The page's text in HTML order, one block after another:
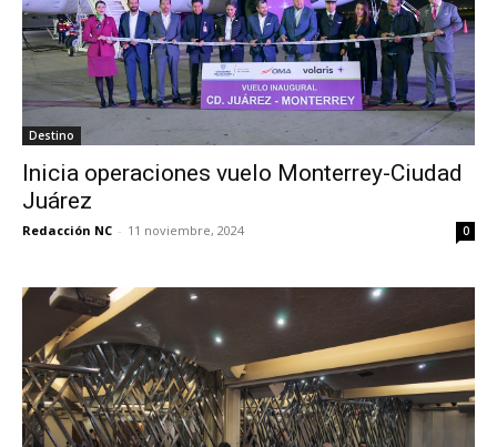
Destino
Inicia operaciones vuelo Monterrey-Ciudad
Juárez
Redacción NC - 11 noviembre, 2024 0